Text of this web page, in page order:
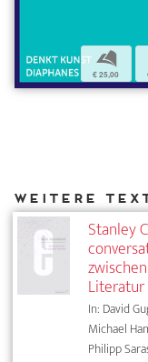
b
€ 25,00
Stanley
Literatur
In: David
Michael
Philipp